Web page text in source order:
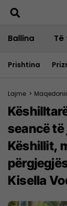
Ballina Të
Prishtina
Lajme >
seancë
Këshillit,
Kisella